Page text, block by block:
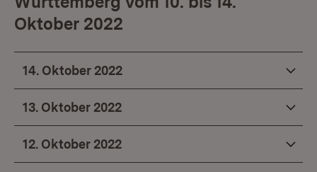
Oktober 2022
14. Oktober 2022
13. Oktober 2022
12. Oktober 2022